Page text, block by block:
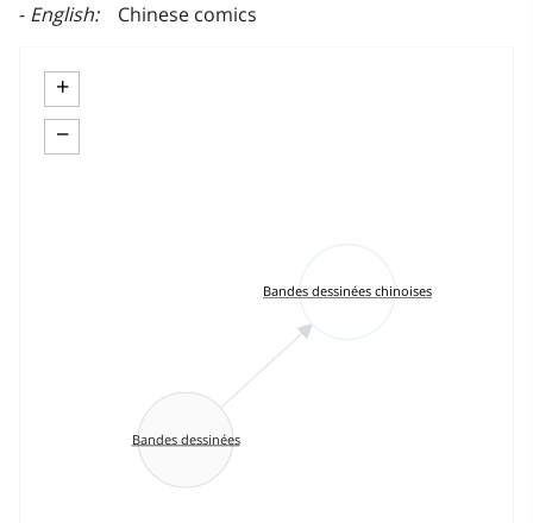
English
Chinese comics
+
−
Bandes dessinées chinoises
Bandes dessinées